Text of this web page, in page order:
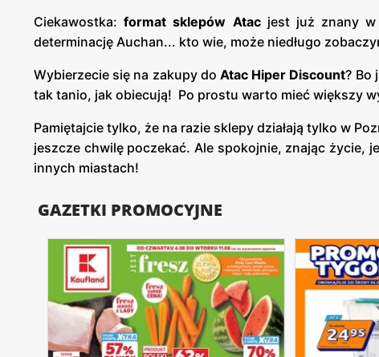
Ciekawostka:format sklepów Atac jest już znany w
determinację Auchan... kto wie, może niedługo
Wybierzecie się na zakupy doAtac Hiper Discount? Bo
tak tanio, jak obiecują! Po prostu warto mieć większy
Pamiętajcie tylko, że na razie sklepy działają tylko w
jeszcze chwilę poczekać. Ale spokojnie, znając życie,
innych miastach!